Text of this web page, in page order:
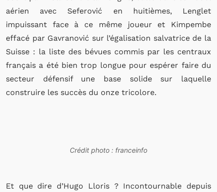
aérien avec Seferović en huitièmes, Lenglet
impuissant face à ce même joueur et Kimpembe
effacé par Gavranović sur l’égalisation salvatrice de la
Suisse : la liste des bévues commis par les centraux
français a été bien trop longue pour espérer faire du
secteur défensif une base solide sur laquelle
construire les succès du onze tricolore.
Crédit photo : franceinfo
Et que dire d’Hugo Lloris ? Incontournable depuis